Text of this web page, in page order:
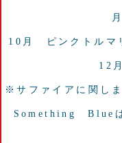
10月 ピンクトル
12
※サファイアに関し
Something Blueは